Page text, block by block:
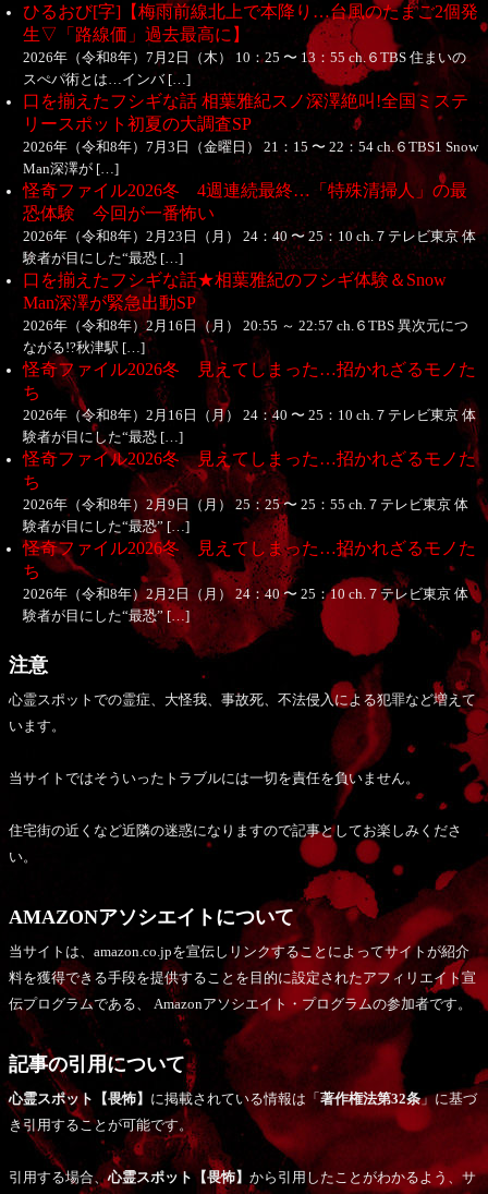
ひるおび[字]【梅雨前線北上で本降り…台風のたまご2個発
生▽「路線価」過去最高に】
2026年（令和8年）7月2日（木） 10：25 〜 13：55 ch.６TBS 住まいの
スぺパ術とは…インバ […]
口を揃えたフシギな話 相葉雅紀スノ深澤絶叫!全国ミステ
リースポット初夏の大調査SP
2026年（令和8年）7月3日（金曜日） 21：15 〜 22：54 ch.６TBS1 Snow
Man深澤が […]
怪奇ファイル2026冬 4週連続最終…「特殊清掃人」の最
恐体験 今回が一番怖い
2026年（令和8年）2月23日（月） 24：40 〜 25：10 ch.７テレビ東京 体
験者が目にした“最恐 […]
口を揃えたフシギな話★相葉雅紀のフシギ体験＆Snow
Man深澤が緊急出動SP
2026年（令和8年）2月16日（月） 20:55 ～ 22:57 ch.６TBS 異次元につ
ながる!?秋津駅 […]
怪奇ファイル2026冬 見えてしまった…招かれざるモノた
ち
2026年（令和8年）2月16日（月） 24：40 〜 25：10 ch.７テレビ東京 体
験者が目にした“最恐 […]
怪奇ファイル2026冬 見えてしまった…招かれざるモノた
ち
2026年（令和8年）2月9日（月） 25：25 〜 25：55 ch.７テレビ東京 体
験者が目にした“最恐” […]
怪奇ファイル2026冬 見えてしまった…招かれざるモノた
ち
2026年（令和8年）2月2日（月） 24：40 〜 25：10 ch.７テレビ東京 体
験者が目にした“最恐” […]
注意
心霊スポットでの霊症、大怪我、事故死、不法侵入による犯罪など増えて
います。
当サイトではそういったトラブルには一切を責任を負いません。
住宅街の近くなど近隣の迷惑になりますので記事としてお楽しみくださ
い。
AMAZONアソシエイトについて
当サイトは、amazon.co.jpを宣伝しリンクすることによってサイトが紹介
料を獲得できる手段を提供することを目的に設定されたアフィリエイト宣
伝プログラムである、 Amazonアソシエイト・プログラムの参加者です。
記事の引用について
心霊スポット【畏怖】 に掲載されている情報は「 著作権法第32条」に基づ
き引用することが可能です。
引用する場合、心霊スポット【畏怖】 から引用したことがわかるよう、サ